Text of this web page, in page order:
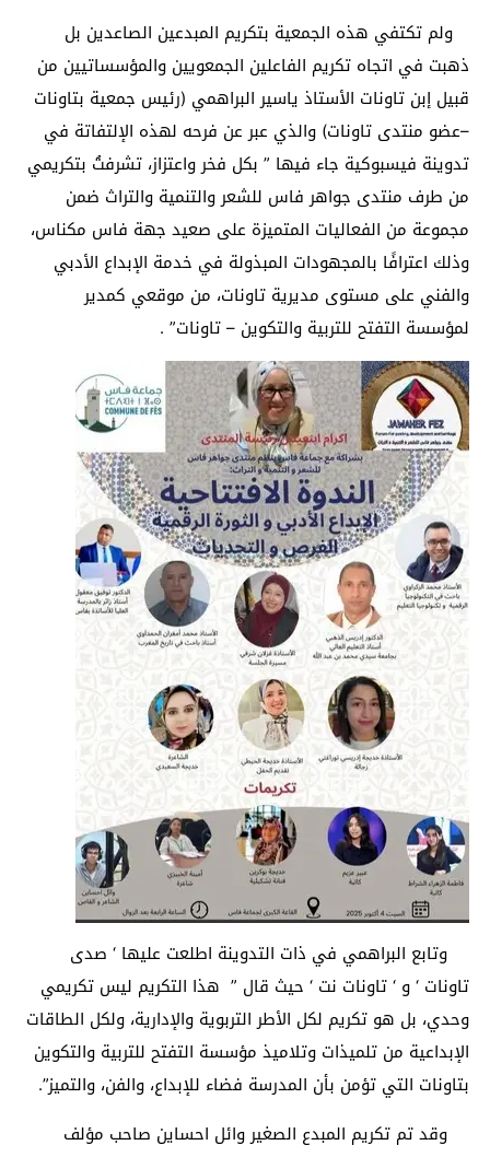
ولم تكتفي هذه الجمعية بتكريم المبدعين الصاعدين بل
ذهبت في اتجاه تكريم الفاعلين الجمعويين والمؤسساتيين من
قبيل إبن تاونات الأستاذ ياسير البراهمي (رئيس جمعية بتاونات
–عضو منتدى تاونات) والذي عبر عن فرحه لهذه الإلتفاتة في
تدوينة فيسبوكية جاء فيها ” بكل فخر واعتزاز، تشرفتُ بتكريمي
من طرف منتدى جواهر فاس للشعر والتنمية والتراث ضمن
مجموعة من الفعاليات المتميزة على صعيد جهة فاس مكناس،
وذلك اعترافًا بالمجهودات المبذولة في خدمة الإبداع الأدبي
والفني على مستوى مديرية تاونات، من موقعي كمدير
لمؤسسة التفتح للتربية والتكوين – تاونات” .
وتابع البراهمي في ذات التدوينة اطلعت عليها ‘ صدى
تاونات ‘ و ‘ تاونات نت ‘ حيث قال ” هذا التكريم ليس تكريمي
وحدي، بل هو تكريم لكل الأطر التربوية والإدارية، ولكل الطاقات
الإبداعية من تلميذات وتلاميذ مؤسسة التفتح للتربية والتكوين
بتاونات التي تؤمن بأن المدرسة فضاء للإبداع، والفن، والتميز”.
وقد تم تكريم المبدع الصغير وائل احساين صاحب مؤلف